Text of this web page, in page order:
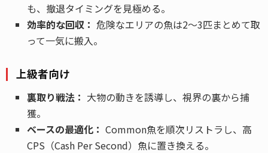
も、撤退タイミングを見極める。
効率的な回収： 危険なエリアの魚は2～3匹まとめて取
って一気に搬入。
上級者向け
裏取り戦法： 大物の動きを誘導し、視界の裏から捕
獲。
ベースの最適化： Common魚を順次リストラし、高
CPS（Cash Per Second）魚に置き換える。